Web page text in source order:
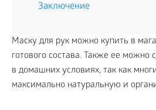
Заключение
Маску для рук можно купить в
готового состава. Также ее можно
в домашних условиях, так как
максимально натуральную и